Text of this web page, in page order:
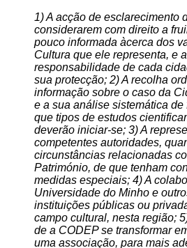
1) A acção de esclarecimento
considerarem com direito a
pouco informada àcerca dos
Cultura que ele representa, e
responsabilidade de cada
sua protecção; 2) A recolha
informação sobre o caso da
e a sua análise sistemática de
que tipos de estudos
deverão iniciar-se; 3) A
competentes autoridades,
circunstâncias relacionadas
Património, de que tenham
medidas especiais; 4) A
Universidade do Minho e
instituições públicas ou
campo cultural, nesta região;
de a CODEP se transformar
uma associação, para mais